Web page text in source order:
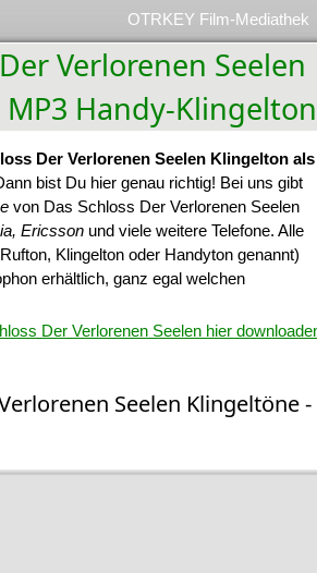
OTRKEY Film-Mediathek
Verlorenen Seelen
Handy-Klingelton
Der Verlorenen Seelen Klingelton als
bist Du hier genau richtig! Bei uns gibt
von Das Schloss Der Verlorenen Seelen
Ericsson und viele weitere Telefone. Alle
Klingelton oder Handyton genannt)
erhältlich, ganz egal welchen
Der Verlorenen Seelen hier
Seelen Klingeltöne -